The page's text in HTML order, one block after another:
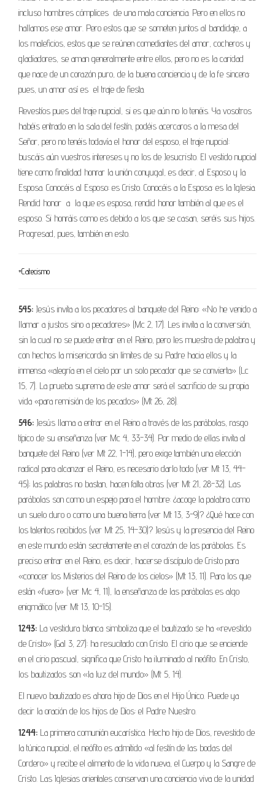
incluso hombres cómplices de una mala conciencia. Pero en ellos no
hallamos ese amor. Pero estos que se someten juntos al bandidaje, a
los maleficios, estos que se reúnen comediantes del amor, cocheros y
gladiadores, se aman generalmente entre ellos, pero no es la caridad
que nace de un corazón puro, de la buena conciencia y de la fe sincera:
pues, un amor así es el traje de fiesta.
Revestíos pues del traje nupcial, si es que aún no lo tenéis. Ya vosotros
habéis entrado en la sala del festín, podéis acercaros a la mesa del
Señor, pero no tenéis todavía el honor del esposo, el traje nupcial:
buscáis aún vuestros intereses y no los de Jesucristo. El vestido nupcial
tiene como finalidad honrar la unión conyugal, es decir, al Esposo y la
Esposa. Conocéis al Esposo: es Cristo. Conocéis a la Esposa: es la Iglesia.
Rendid honor a la que es esposa, rendid honor también al que es el
esposo. Si honráis como es debido a los que se casan, seréis sus hijos.
Progresad, pues, también en esto.
+Catecismo
545: Jesús invita a los pecadores al banquete del Reino: «No he venido a
llamar a justos sino a pecadores» (Mc 2, 17). Les invita a la conversión,
sin la cual no se puede entrar en el Reino, pero les muestra de palabra y
con hechos la misericordia sin límites de su Padre hacia ellos y la
inmensa «alegría en el cielo por un solo pecador que se convierta» (Lc
15, 7). La prueba suprema de este amor será el sacrificio de su propia
vida «para remisión de los pecados» (Mt 26, 28).
546: Jesús llama a entrar en el Reino a través de las parábolas, rasgo
típico de su enseñanza (ver Mc 4, 33-34). Por medio de ellas invita al
banquete del Reino (ver Mt 22, 1-14), pero exige también una elección
radical para alcanzar el Reino, es necesario darlo todo (ver Mt 13, 44-
45); las palabras no bastan, hacen falta obras (ver Mt 21, 28-32). Las
parábolas son como un espejo para el hombre: ¿acoge la palabra como
un suelo duro o como una buena tierra (ver Mt 13, 3-9)? ¿Qué hace con
los talentos recibidos (ver Mt 25, 14-30)? Jesús y la presencia del Reino
en este mundo están secretamente en el corazón de las parábolas. Es
preciso entrar en el Reino, es decir, hacerse discípulo de Cristo para
«conocer los Misterios del Reino de los cielos» (Mt 13, 11). Para los que
están «fuera» (ver Mc 4, 11), la enseñanza de las parábolas es algo
enigmático (ver Mt 13, 10-15).
1243: La vestidura blanca simboliza que el bautizado se ha «revestido
de Cristo» (Gal 3, 27): ha resucitado con Cristo. El cirio que se enciende
en el cirio pascual, significa que Cristo ha iluminado al neófito. En Cristo,
los bautizados son «la luz del mundo» (Mt 5, 14).
El nuevo bautizado es ahora hijo de Dios en el Hijo Único. Puede ya
decir la oración de los hijos de Dios: el Padre Nuestro.
1244: La primera comunión eucarística. Hecho hijo de Dios, revestido de
la túnica nupcial, el neófito es admitido «al festín de las bodas del
Cordero» y recibe el alimento de la vida nueva, el Cuerpo y la Sangre de
Cristo. Las Iglesias orientales conservan una conciencia viva de la unidad